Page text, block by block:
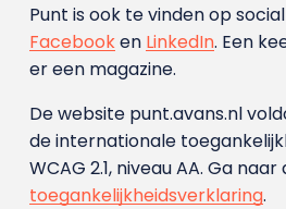
Punt is ook te vinden op
Facebooken LinkedIn. Een
er een magazine.
De website punt.avans.nl
de internationale
WCAG 2.1, niveau AA. Ga naar
toegankelijkheidsverklaring.